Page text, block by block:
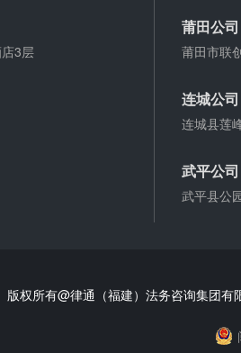
3层
莆田公司
莆田市联
连城公司
连城县莲
武平公司
武平县公
版权所有@律通（福建）法务咨询集团有